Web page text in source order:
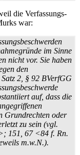
die Verfassungs­
war:
im Sinne
nicht vor. Sie haben
den
2, § 92 BVerfGG
auf, dass die
Grundrechten oder
zu sein (vgl.
151, 67 <84 f. Rn.
m.w.N.).